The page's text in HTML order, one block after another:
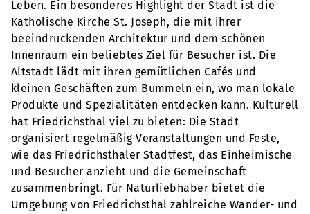
Leben. Ein besonderes Highlight der Stadt ist die
Katholische Kirche St. Joseph, die mit ihrer
beeindruckenden Architektur und dem schönen
Innenraum ein beliebtes Ziel für Besucher ist. Die
Altstadt lädt mit ihren gemütlichen Cafés und
kleinen Geschäften zum Bummeln ein, wo man lokale
Produkte und Spezialitäten entdecken kann. Kulturell
hat Friedrichsthal viel zu bieten: Die Stadt
organisiert regelmäßig Veranstaltungen und Feste,
wie das Friedrichsthaler Stadtfest, das Einheimische
und Besucher anzieht und die Gemeinschaft
zusammenbringt. Für Naturliebhaber bietet die
Umgebung von Friedrichsthal zahlreiche Wander- und